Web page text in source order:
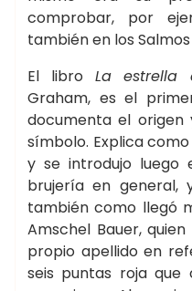
comprobar, por
también en los Salmos
El libro La estrella
Graham, es el
documenta el
símbolo. Explica
y se introdujo luego
brujería en general,
también como llegó
Amschel Bauer,
propio apellido en
seis puntas roja